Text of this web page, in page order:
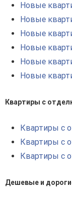
Новые
Новые
Новые
Новые
Новые
Новые
Квартиры с
Квартиры с
Квартиры с
Квартиры с
Дешевые и